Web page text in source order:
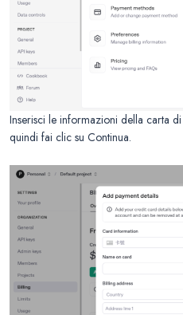
Inserisci le informazioni della carta
quindi fai clic su Continua.